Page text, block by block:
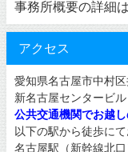
事務所概要の詳細は
アクセス
愛知県名古屋市中村
新名古屋センタービ
公共交通機関でお越
以下の駅から徒歩に
名古屋駅（新幹線北